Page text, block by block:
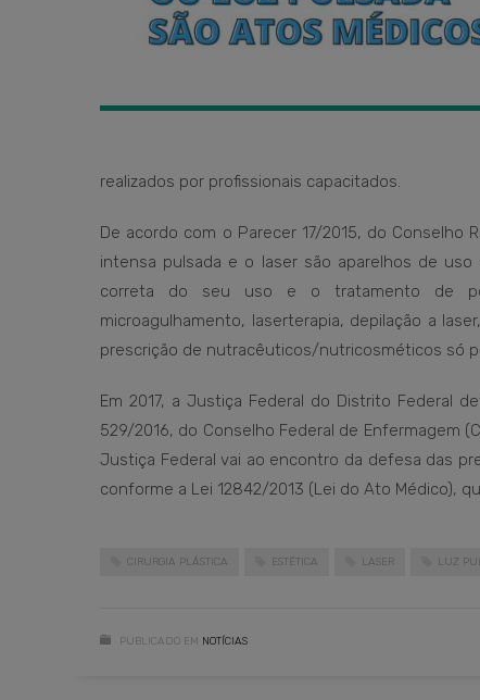
realizados por profissionais capacitados.
De acordo com o Parecer 17/2015, do Conselho
intensa pulsada e o laser são aparelhos de
correta do seu uso e o tratamento de
microagulhamento, laserterapia, depilação a
prescrição de nutracêuticos/nutricosméticos só
Em 2017, a Justiça Federal do Distrito Federal
529/2016, do Conselho Federal de Enfermagem
Justiça Federal vai ao encontro da defesa das
conforme a Lei 12842/2013 (Lei do Ato Médico),
CIRURGIA PLÁSTICA ESTÉTICA LASER LUZ
PUBLICADO EM NOTÍCIAS